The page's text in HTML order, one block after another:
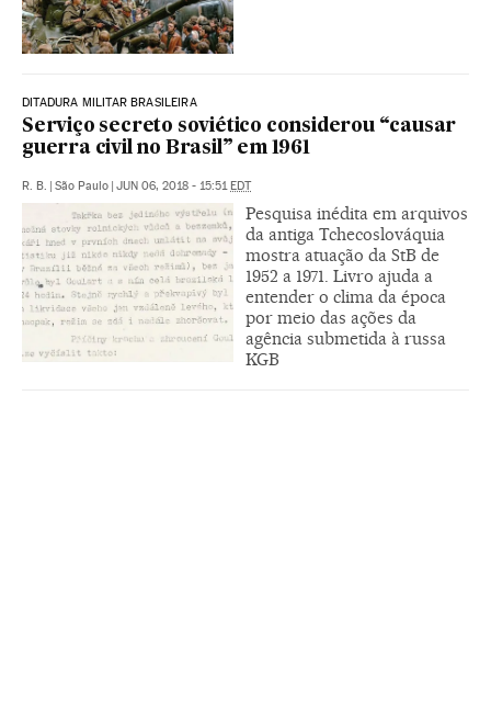
DITADURA MILITAR BRASILEIRA
Serviço secreto soviético considerou “causar
guerra civil no Brasil” em 1961
R. B. | São Paulo | JUN 06, 2018 - 15:51EDT
Pesquisa inédita em arquivos
da antiga Tchecoslováquia
mostra atuação da StB de
1952 a 1971. Livro ajuda a
entender o clima da época
por meio das ações da
agência submetida à russa
KGB